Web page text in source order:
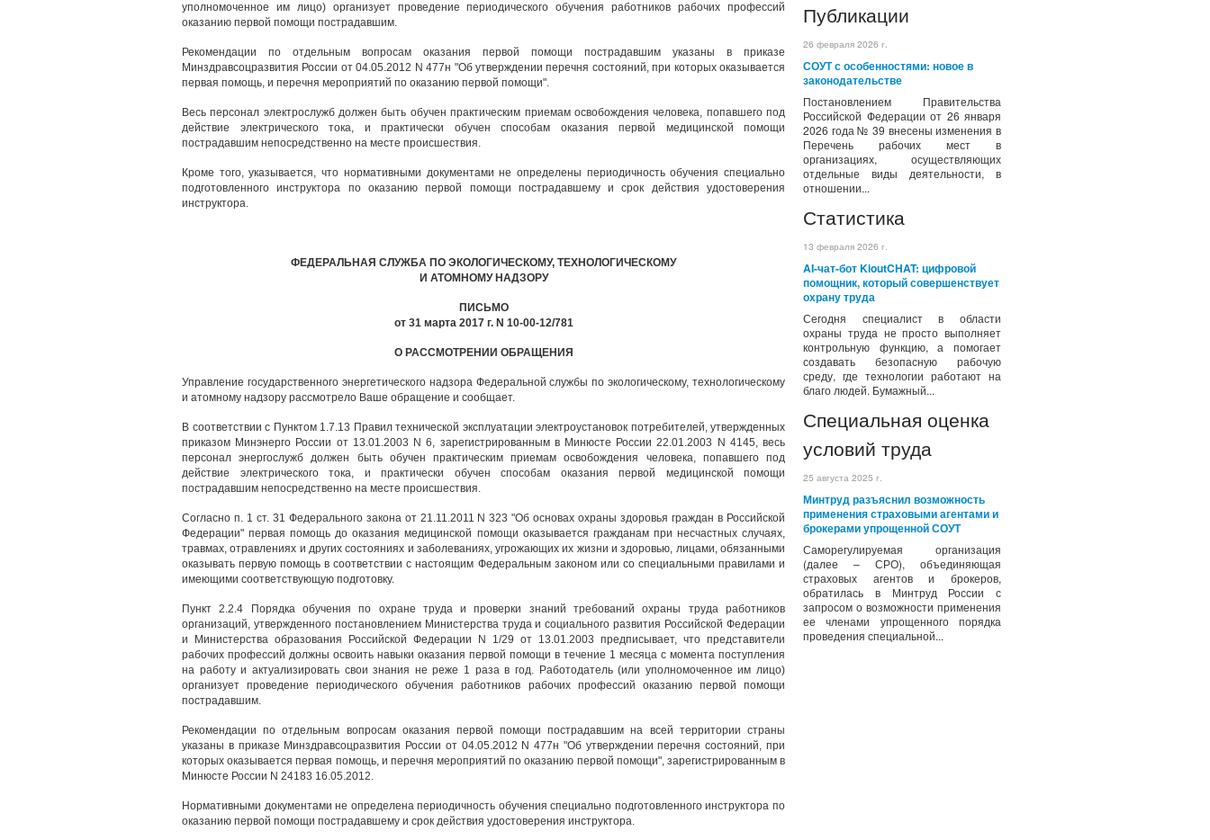
Публикации
26 февраля 2026 г.
СОУТ с особенностями: новое в
законодательстве
Постановлением Правительства
Российской Федерации от 26 января
2026 года № 39 внесены изменения в
Перечень рабочих мест в
организациях, осуществляющих
отдельные виды деятельности, в
отношении...
Статистика
13 февраля 2026 г.
AI-чат-бот KioutCHAT: цифровой
помощник, который совершенствует
охрану труда
Сегодня специалист в области
охраны труда не просто выполняет
контрольную функцию, а помогает
создавать безопасную рабочую
среду, где технологии работают на
благо людей. Бумажный...
Специальная оценка
условий труда
25 августа 2025 г.
Минтруд разъяснил возможность
применения страховыми агентами и
брокерами упрощенной СОУТ
Саморегулируемая организация
(далее – СРО), объединяющая
страховых агентов и брокеров,
обратилась в Минтруд России с
запросом о возможности применения
ее членами упрощенного порядка
проведения специальной...
уполномоченное им лицо) организует проведение периодического обучения работников рабочих профессий
оказанию первой помощи пострадавшим.
Рекомендации по отдельным вопросам оказания первой помощи пострадавшим указаны в приказе
Минздравсоцразвития России от 04.05.2012 N 477н "Об утверждении перечня состояний, при которых оказывается
первая помощь, и перечня мероприятий по оказанию первой помощи".
Весь персонал электрослужб должен быть обучен практическим приемам освобождения человека, попавшего под
действие электрического тока, и практически обучен способам оказания первой медицинской помощи
пострадавшим непосредственно на месте происшествия.
Кроме того, указывается, что нормативными документами не определены периодичность обучения специально
подготовленного инструктора по оказанию первой помощи пострадавшему и срок действия удостоверения
инструктора.
ФЕДЕРАЛЬНАЯ СЛУЖБА ПО ЭКОЛОГИЧЕСКОМУ, ТЕХНОЛОГИЧЕСКОМУ
И АТОМНОМУ НАДЗОРУ
ПИСЬМО
от 31 марта 2017 г. N 10-00-12/781
О РАССМОТРЕНИИ ОБРАЩЕНИЯ
Управление государственного энергетического надзора Федеральной службы по экологическому, технологическому
и атомному надзору рассмотрело Ваше обращение и сообщает.
В соответствии с Пунктом 1.7.13 Правил технической эксплуатации электроустановок потребителей, утвержденных
приказом Минэнерго России от 13.01.2003 N 6, зарегистрированным в Минюсте России 22.01.2003 N 4145, весь
персонал энергослужб должен быть обучен практическим приемам освобождения человека, попавшего под
действие электрического тока, и практически обучен способам оказания первой медицинской помощи
пострадавшим непосредственно на месте происшествия.
Согласно п. 1 ст. 31 Федерального закона от 21.11.2011 N 323 "Об основах охраны здоровья граждан в Российской
Федерации" первая помощь до оказания медицинской помощи оказывается гражданам при несчастных случаях,
травмах, отравлениях и других состояниях и заболеваниях, угрожающих их жизни и здоровью, лицами, обязанными
оказывать первую помощь в соответствии с настоящим Федеральным законом или со специальными правилами и
имеющими соответствующую подготовку.
Пункт 2.2.4 Порядка обучения по охране труда и проверки знаний требований охраны труда работников
организаций, утвержденного постановлением Министерства труда и социального развития Российской Федерации
и Министерства образования Российской Федерации N 1/29 от 13.01.2003 предписывает, что представители
рабочих профессий должны освоить навыки оказания первой помощи в течение 1 месяца с момента поступления
на работу и актуализировать свои знания не реже 1 раза в год. Работодатель (или уполномоченное им лицо)
организует проведение периодического обучения работников рабочих профессий оказанию первой помощи
пострадавшим.
Рекомендации по отдельным вопросам оказания первой помощи пострадавшим на всей территории страны
указаны в приказе Минздравсоцразвития России от 04.05.2012 N 477н "Об утверждении перечня состояний, при
которых оказывается первая помощь, и перечня мероприятий по оказанию первой помощи", зарегистрированным в
Минюсте России N 24183 16.05.2012.
Нормативными документами не определена периодичность обучения специально подготовленного инструктора по
оказанию первой помощи пострадавшему и срок действия удостоверения инструктора.